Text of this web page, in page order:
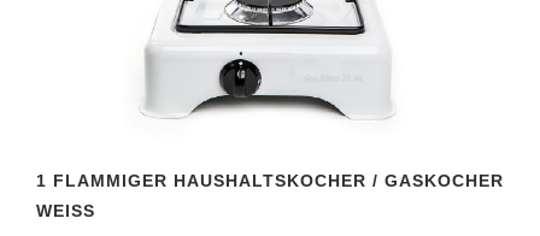
1 FLAMMIGER HAUSHALTSKOCHER / GASKOCHER
WEISS